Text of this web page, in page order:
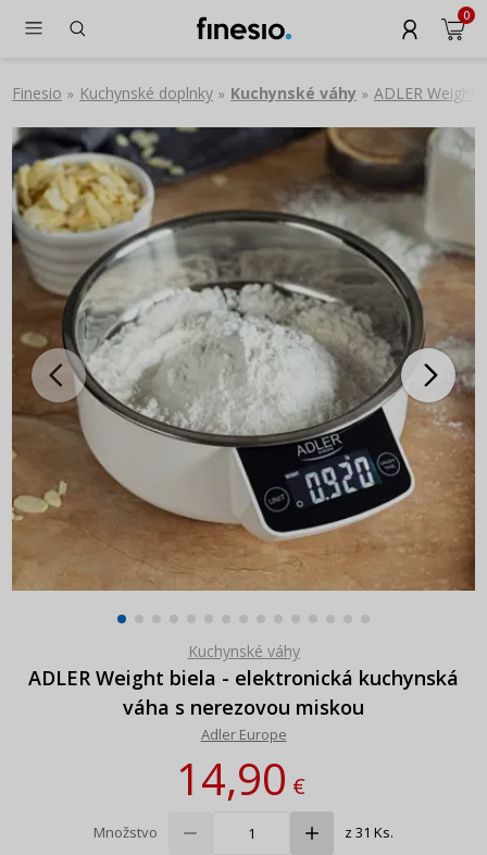
0
Finesio » Kuchynské doplnky » Kuchynské váhy » ADLER Weight
Kuchynské váhy
ADLER Weight biela - elektronická kuchynská
váha s nerezovou miskou
Adler Europe
14,90€
Množstvo z 31 Ks.